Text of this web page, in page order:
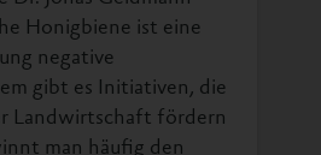
Honigbiene ist eine
negative
gibt es Initiativen, die
Landwirtschaft fördern
man häufig den